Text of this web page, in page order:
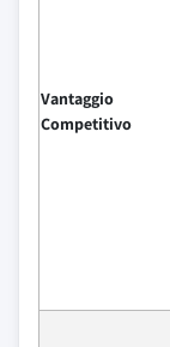
Vantaggio
Competitivo